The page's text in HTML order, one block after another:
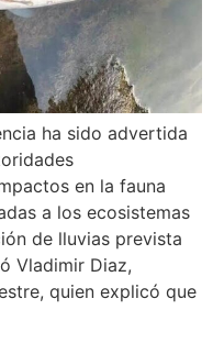
ha sido advertida
en la fauna
a los ecosistemas
de lluvias prevista
Vladimir Diaz,
quien explicó que